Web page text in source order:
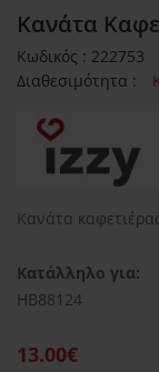
Κανάτα
Κωδικός : 222753
Διαθεσιμότητα :
Κανάτα
Κατάλληλο για:
HB88124
13.00€